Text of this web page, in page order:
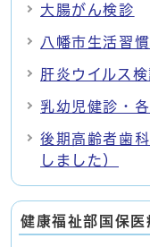
大腸がん検診
八幡市生活習
肝炎ウイルス検
乳幼児健診・
後期高齢者歯
しました）
健康福祉部国保医